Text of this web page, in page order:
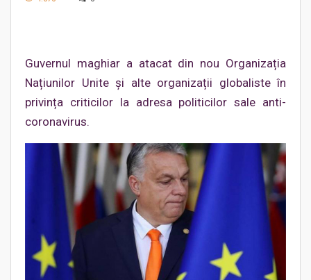
Guvernul maghiar a atacat din nou Organizația
Națiunilor Unite și alte organizații globaliste în
privința criticilor la adresa politicilor sale anti-
coronavirus.